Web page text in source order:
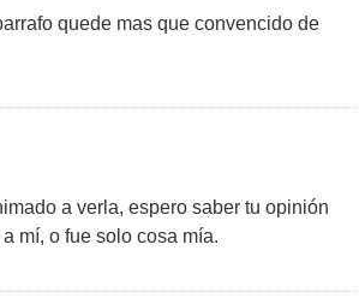
quede mas que convencido de
a verla, espero saber tu opinión
mí, o fue solo cosa mía.